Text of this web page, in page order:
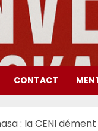
CONTACT
: la CENI